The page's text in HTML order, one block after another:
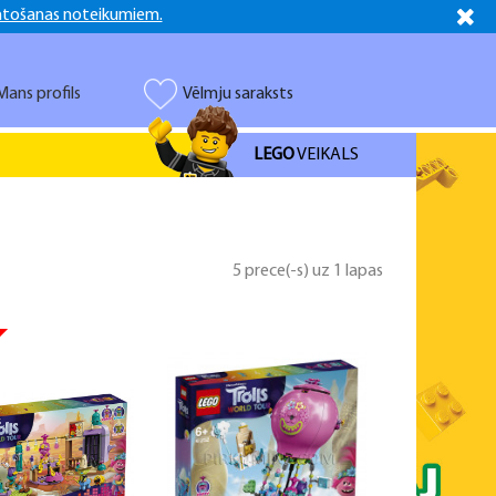
noteikumiem.
Vēlmju saraksts
profils
LEGOVEIKALS
5 prece(-s) uz 1 lapas